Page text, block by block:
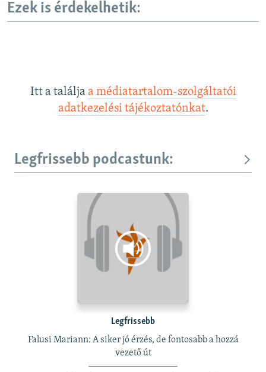
Ezek is érdekelhetik:
Itt a találja a médiatartalom-szolgáltatói
adatkezelési tájékoztatónkat.
Legfrissebb podcastunk:
Legfrissebb
Falusi Mariann: A siker jó érzés, de fontosabb a hozzá
vezető út